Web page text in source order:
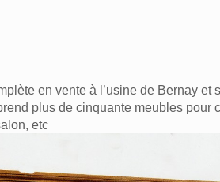
en vente à l’usine de Bernay et
plus de cinquante meubles pour
etc